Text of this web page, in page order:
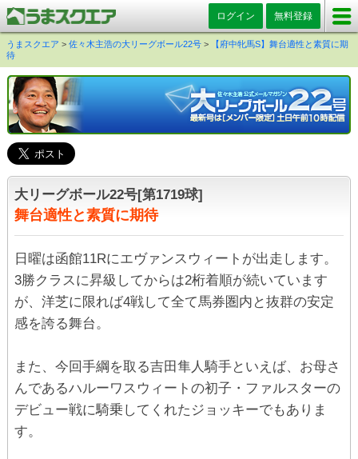
ログイン 無料登録
うまスクエア > 佐々木主浩の大リーグボール22号 >
【府中牝馬S】舞台適性と素質に期
待
大リーグボール22号[第1719球]
舞台適性と素質に期待
日曜は函館11Rにエヴァンスウィートが出走します。
3勝クラスに昇級してからは2桁着順が続いています
が、洋芝に限れば4戦して全て馬券圏内と抜群の安定
感を誇る舞台。
また、今回手綱を取る吉田隼人騎手といえば、お母さ
んであるハルーワスウィートの初子・ファルスターの
デビュー戦に騎乗してくれたジョッキーでもありま
す。